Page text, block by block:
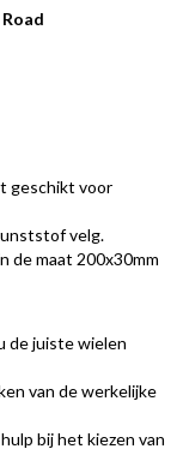
geschikt voor
velg.
de maat 200x30mm
de juiste wielen
van de werkelijke
bij het kiezen van